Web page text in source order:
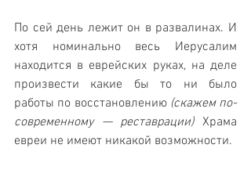
По сей день лежит он в развалинах. И
хотя номинально весь Иерусалим
находится в еврейских руках, на деле
произвести какие бы то ни было
работы по восстановлению (скажем по-
современному — реставрации) Храма
евреи не имеют никакой возможности.